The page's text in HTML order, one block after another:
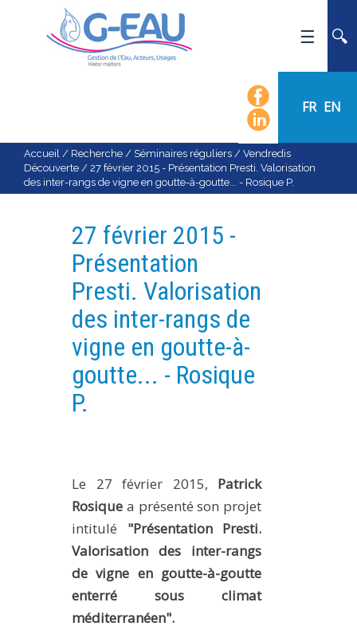
FR EN
ACTUALITÉS
AGENDA
CALENDRIER DES ÉVÈNEMENTS
ORGANIGRAMME
LISTE DU PERSONNEL
RECHERCHE
PLATEFORMES EXPÉRIMENTALES
IMPLANTATIONS GÉOGRAPHIQUES
NOS RÉSEAUX SCIENTIFIQUES ET TECHNIQUES
SÉMINAIRES RÉGULIERS
FORMATION
MASTER
INGÉNIEUR
Accueil / Recherche / Séminaires réguliers / Vendredis
Découverte / 27 février 2015 - Présentation Presti. Valorisation
des inter-rangs de vigne en goutte-à-goutte... - Rosique P.
27 février 2015 -
Présentation
Presti. Valorisation
des inter-rangs de
vigne en goutte-à-
goutte... - Rosique
P.
Le 27 février 2015, Patrick
Rosique a présenté son projet
intitulé "Présentation Presti.
Valorisation des inter-rangs
de vigne en goutte-à-goutte
enterré sous climat
méditerranéen".